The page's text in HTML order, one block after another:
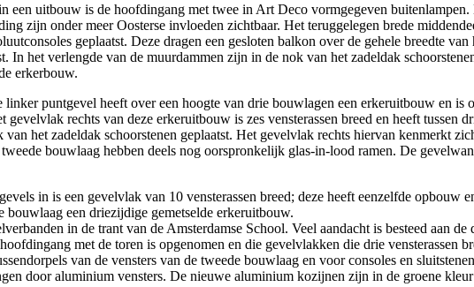
een uitbouw is de hoofdingang met twee in Art Deco vormgegeven
zijn onder meer Oosterse invloeden zichtbaar. Het teruggelegen brede
geplaatst. Deze dragen een gesloten balkon over de gehele breedte
het verlengde van de muurdammen zijn in de nok van het zadeldak
erkerbouw.
puntgevel heeft over een hoogte van drie bouwlagen een erkeruitbouw en is
rechts van deze erkeruitbouw is zes vensterassen breed en heeft tussen
het zadeldak schoorstenen geplaatst. Het gevelvlak rechts hiervan kenmerkt
bouwlaag hebben deels nog oorspronkelijk glas-in-lood ramen. De
in is een gevelvlak van 10 vensterassen breed; deze heeft eenzelfde opbouw
bouwlaag een driezijdige gemetselde erkeruitbouw.
in de trant van de Amsterdamse School. Veel aandacht is besteed aan
met de toren is opgenomen en die gevelvlakken die drie vensterassen
van de vensters van de tweede bouwlaag en voor consoles en
door aluminium vensters. De nieuwe aluminium kozijnen zijn in de groene